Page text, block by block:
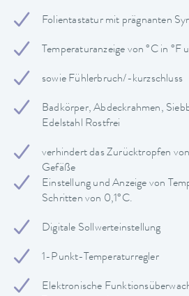
Folientastatur mit prägnanten
Temperaturanzeige von °C in °F
sowie Fühlerbruch/-kurzschluss
Badkörper, Abdeckrahmen,
Edelstahl Rostfrei
verhindert das Zurücktropfen
Gefäße
Einstellung und Anzeige von
Schritten von 0,1°C.
Digitale Sollwerteinstellung
1-Punkt-Temperaturregler
Elektronische